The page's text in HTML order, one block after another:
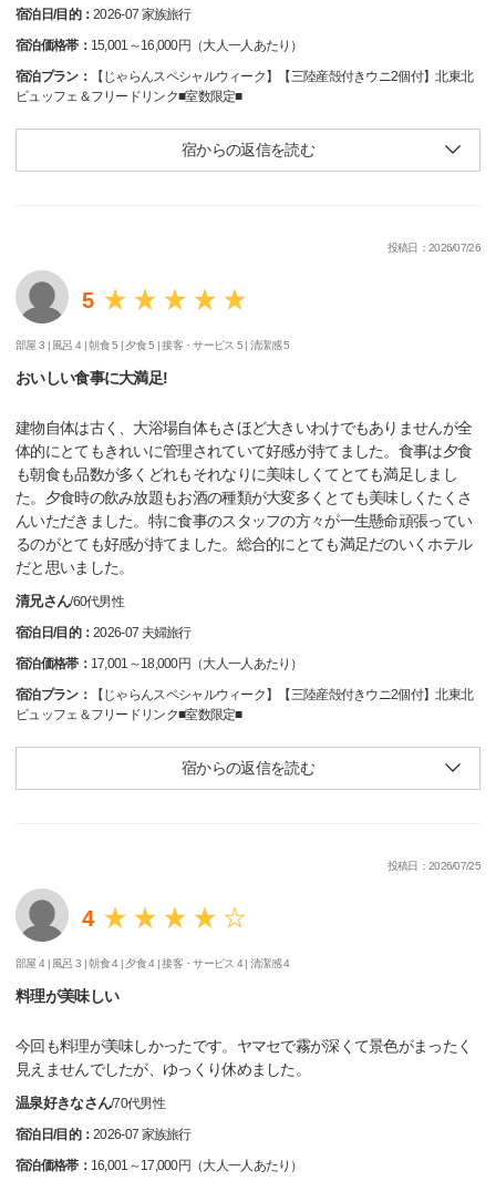
宿泊日/目的：2026-07 家族旅行
宿泊価格帯： 15,001～16,000円（大人一人あたり）
宿泊プラン：
【じゃらんスペシャルウィーク】【三陸産殻付きウニ2個付】北東北
ビュッフェ＆フリードリンク■室数限定■
宿からの返信を読む
投稿日：2026/07/26
5
部屋 3 | 風呂 4 |朝食 5 | 夕食 5 |接客・サービス 5 |清潔感 5
おいしい食事に大満足!
建物自体は古く、大浴場自体もさほど大きいわけでもありませんが全
体的にとてもきれいに管理されていて好感が持てました。食事は夕食
も朝食も品数が多くどれもそれなりに美味しくてとても満足しまし
た。夕食時の飲み放題もお酒の種類が大変多くとても美味しくたくさ
んいただきました。特に食事のスタッフの方々が一生懸命頑張ってい
るのがとても好感が持てました。総合的にとても満足だのいくホテル
だと思いました。
清兄さん/60代男性
宿泊日/目的：2026-07 夫婦旅行
宿泊価格帯： 17,001～18,000円（大人一人あたり）
宿泊プラン：
【じゃらんスペシャルウィーク】【三陸産殻付きウニ2個付】北東北
ビュッフェ＆フリードリンク■室数限定■
宿からの返信を読む
投稿日：2026/07/25
4
部屋 4 | 風呂 3 |朝食 4 | 夕食 4 |接客・サービス 4 |清潔感 4
料理が美味しい
今回も料理が美味しかったです。ヤマセで霧が深くて景色がまったく
見えませんでしたが、ゆっくり休めました。
温泉好きなさん/70代男性
宿泊日/目的：2026-07 家族旅行
宿泊価格帯： 16,001～17,000円（大人一人あたり）